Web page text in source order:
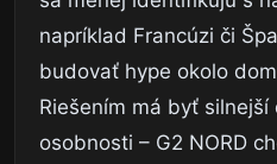
napríklad Francúzi či
budovať hype okolo
Riešením má byť
osobnosti – G2 NORD